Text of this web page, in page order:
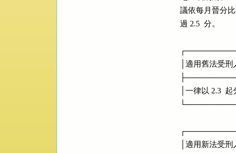
議依每月晉分
      過 2.5  分。
│適用舊法受刑人
│一律以 2.3  起分
│適用新法受刑人